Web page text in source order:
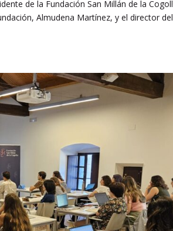
de la Fundación San Millán de la
Almudena Martínez, y el director